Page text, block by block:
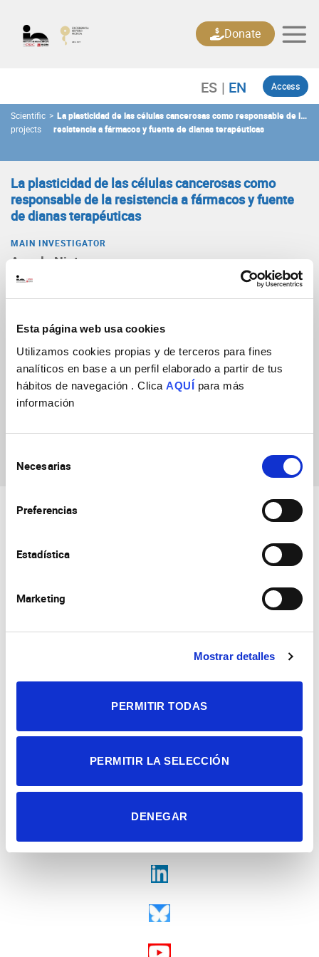
Esta página web usa cookies
Utilizamos cookies propias y de terceros para fines
analíticos en base a un perfil elaborado a partir de tus
hábitos de navegación . Clica AQUÍ para más
información
Necesarias
Preferencias
Estadística
Marketing
Mostrar detalles
PERMITIR TODAS
PERMITIR LA SELECCIÓN
DENEGAR
content
Access
Donate
Scientific
projects
> La plasticidad de las células cancerosas como responsable de la
resistencia a fármacos y fuente de dianas terapéuticas
La plasticidad de las células cancerosas como
responsable de la resistencia a fármacos y fuente
de dianas terapéuticas
MAIN INVESTIGATOR
Angela Nieto
Announcement
NACIONALES NO gestionados por el CSIC
Start date01/12/2025
End date31/12/2029
Campus de San Juan | Sant Joan d’Alacant